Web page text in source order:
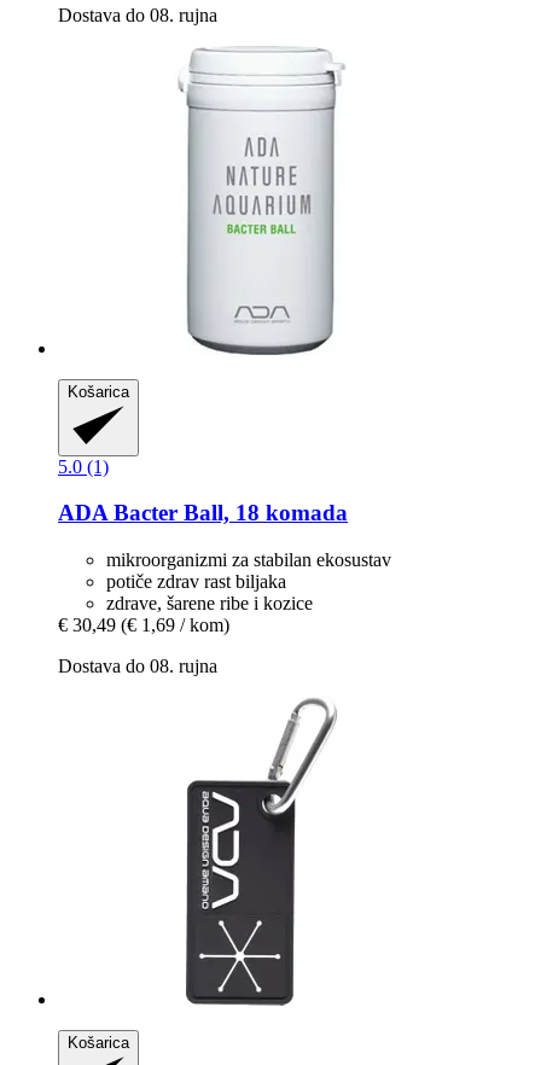
Dostava do 08. rujna
Košarica
5.0 (1)
ADABacter Ball, 18 komada
mikroorganizmi za stabilan ekosustav
potiče zdrav rast biljaka
zdrave, šarene ribe i kozice
€ 30,49 (€ 1,69 / kom)
Dostava do 08. rujna
Košarica